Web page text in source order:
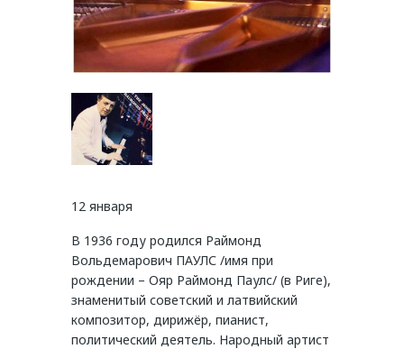
12 января
В 1936 году родился Раймонд
Вольдемарович ПАУЛС /имя при
рождении – Ояр Раймонд Паулс/ (в Риге),
знаменитый советский и латвийский
композитор, дирижёр, пианист,
политический деятель. Народный артист